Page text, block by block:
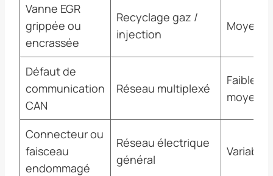
Vanne EGR
grippée ou
encrassée
Recyclage gaz /
injection
Défaut de
communication
CAN
Réseau multiplexé
Faible à
Connecteur ou
faisceau
endommagé
Réseau électrique
général
Variable